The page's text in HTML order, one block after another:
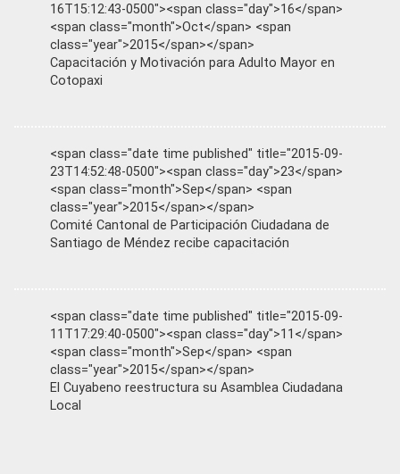
16T15:12:43-0500"><span class="day">16</span>
<span class="month">Oct</span> <span
class="year">2015</span></span>
Capacitación y Motivación para Adulto Mayor en
Cotopaxi
<span class="date time published" title="2015-09-
23T14:52:48-0500"><span class="day">23</span>
<span class="month">Sep</span> <span
class="year">2015</span></span>
Comité Cantonal de Participación Ciudadana de
Santiago de Méndez recibe capacitación
<span class="date time published" title="2015-09-
11T17:29:40-0500"><span class="day">11</span>
<span class="month">Sep</span> <span
class="year">2015</span></span>
El Cuyabeno reestructura su Asamblea Ciudadana
Local